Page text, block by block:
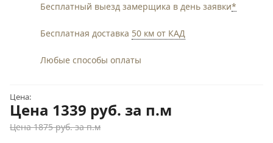
Бесплатный выезд замерщика в день заявки*
Бесплатная доставка 50 км от КАД
Любые способы оплаты
Цена:
Цена 1339 руб. за п.м
Цена 1875 руб. за п.м